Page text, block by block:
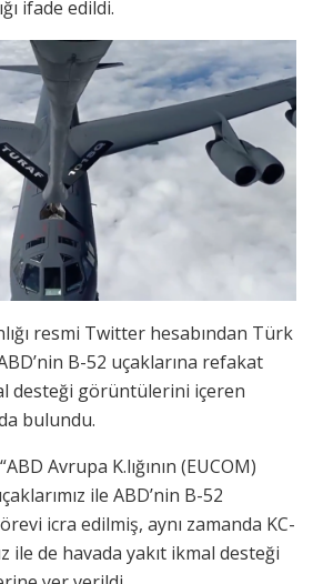
ifade edildi.
resmi Twitter hesabından Türk
B-52 uçaklarına refakat
desteği görüntülerini içeren
bulundu.
Avrupa K.lığının (EUCOM)
ile ABD’nin B-52
icra edilmiş, aynı zamanda KC-
ile de havada yakıt ikmal desteği